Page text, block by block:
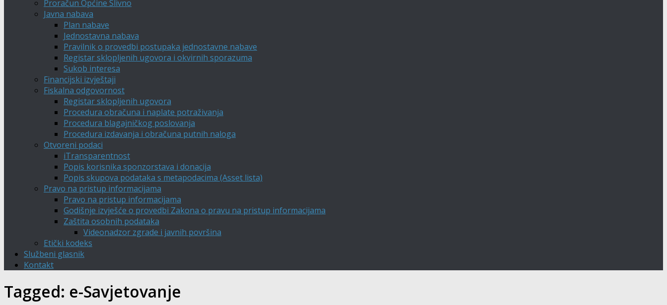
Proračun Općine Slivno
Javna nabava
Plan nabave
Jednostavna nabava
Pravilnik o provedbi postupaka jednostavne nabave
Registar sklopljenih ugovora i okvirnih sporazuma
Sukob interesa
Financijski izvještaji
Fiskalna odgovornost
Registar sklopljenih ugovora
Procedura obračuna i naplate potraživanja
Procedura blagajničkog poslovanja
Procedura izdavanja i obračuna putnih naloga
Otvoreni podaci
iTransparentnost
Popis korisnika sponzorstava i donacija
Popis skupova podataka s metapodacima (Asset lista)
Pravo na pristup informacijama
Pravo na pristup informacijama
Godišnje izvješće o provedbi Zakona o pravu na pristup informacijama
Zaštita osobnih podataka
Videonadzor zgrade i javnih površina
Etički kodeks
Službeni glasnik
Kontakt
Tagged: e-Savjetovanje